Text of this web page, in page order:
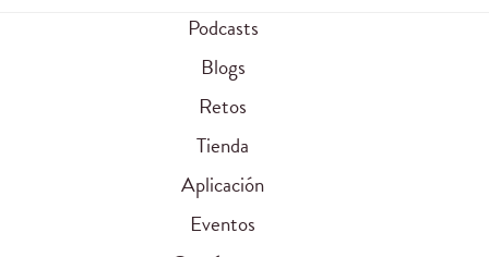
Podcasts
Blogs
Retos
Tienda
Aplicación
Eventos